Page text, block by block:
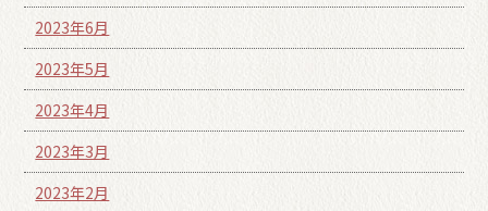
2023年6月
2023年5月
2023年4月
2023年3月
2023年2月